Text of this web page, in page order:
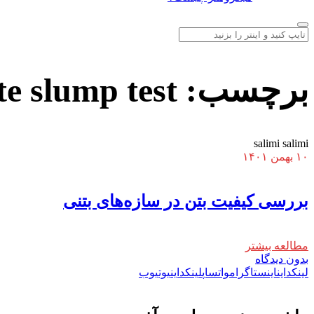
برچسب: slump test
salimi salimi
۱۰ بهمن ۱۴۰۱
بررسی کیفیت بتن در سازه‌های بتنی
مطالعه بیشتر
بدون دیدگاه
لینکدایناینستاگرامواتساپلینکداینیوتیوب